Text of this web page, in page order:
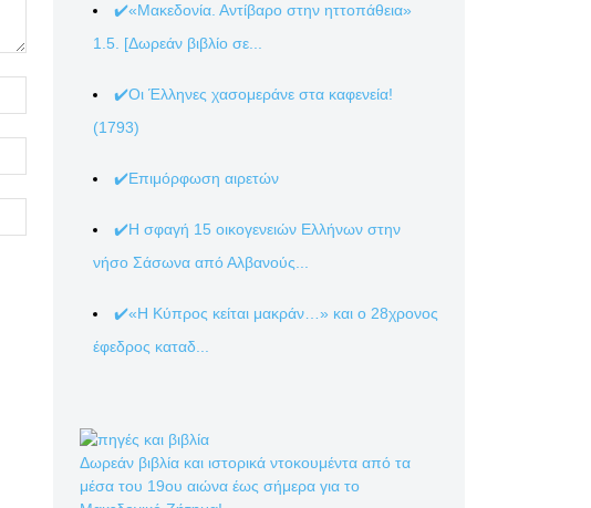
✔️«Μακεδονία. Αντίβαρο στην ηττοπάθεια»
1.5. [Δωρεάν βιβλίο σε...
✔️Οι Έλληνες χασομεράνε στα καφενεία!
(1793)
✔️Επιμόρφωση αιρετών
✔️Η σφαγή 15 οικογενειών Ελλήνων στην
νήσο Σάσωνα από Αλβανούς...
✔️«Η Κύπρος κείται μακράν…» και ο 28χρονος
έφεδρος καταδ...
Δωρεάν βιβλία και ιστορικά ντοκουμέντα από τα
μέσα του 19ου αιώνα έως σήμερα για το